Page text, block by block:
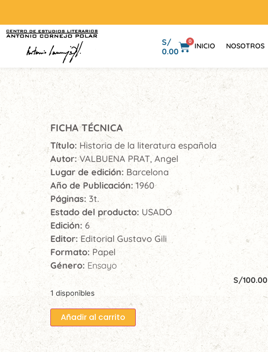
S/
0.00
0
INICIO NOSOTROS
FICHA TÉCNICA
Título: Historia de la literatura española
Autor:VALBUENA PRAT, Angel
Lugar de edición: Barcelona
Año de Publicación:1960
Páginas: 3t.
Estado del producto: USADO
Edición: 6
Editor:Editorial Gustavo Gili
Formato: Papel
Género: Ensayo
S/100.00
1 disponibles
Añadir al carrito